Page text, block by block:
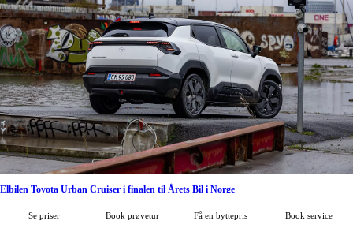
Se priser Book prøvetur Få en byttepris Book service
Elbilen Toyota Urban Cruiser i finalen til Årets Bil i Norge
Læs mere